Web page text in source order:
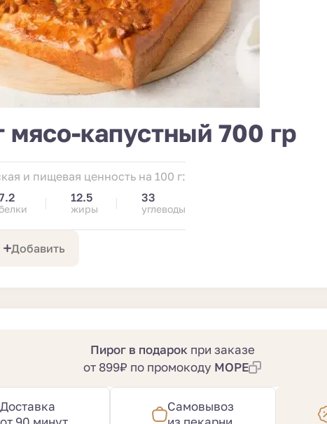
мясо-капустный 700 гр
и пищевая ценность на 100 г:
белки
12.5
жиры
33
углеводы
Добавить
Пирог в подарокпри заказе
от 899₽ по промокоду МОРЕ
Доставка
Самовывоз